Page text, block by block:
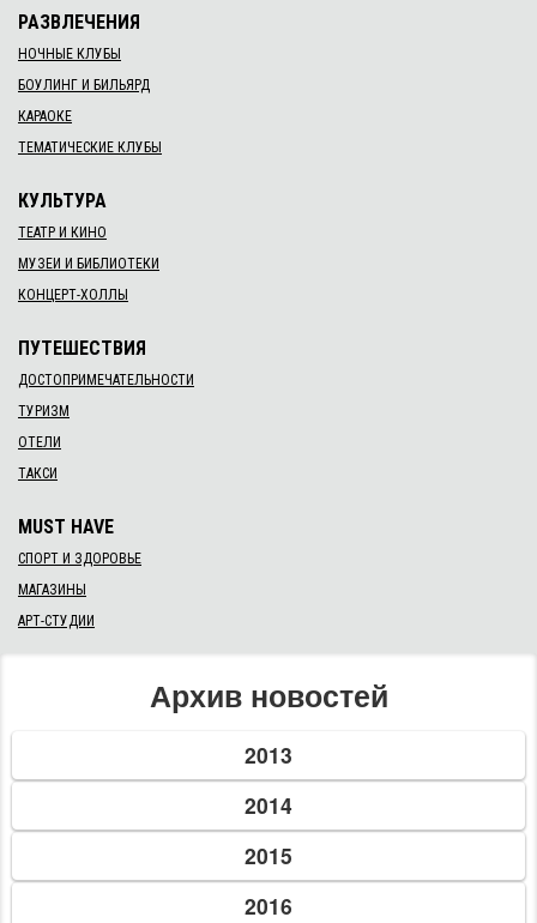
РАЗВЛЕЧЕНИЯ
НОЧНЫЕ КЛУБЫ
БОУЛИНГ И БИЛЬЯРД
КАРАОКЕ
ТЕМАТИЧЕСКИЕ КЛУБЫ
КУЛЬТУРА
ТЕАТР И КИНО
МУЗЕИ И БИБЛИОТЕКИ
КОНЦЕРТ-ХОЛЛЫ
ПУТЕШЕСТВИЯ
ДОСТОПРИМЕЧАТЕЛЬНОСТИ
ТУРИЗМ
ОТЕЛИ
ТАКСИ
MUST HAVE
СПОРТ И ЗДОРОВЬЕ
МАГАЗИНЫ
АРТ-СТУДИИ
Архив новостей
2013
2014
2015
2016